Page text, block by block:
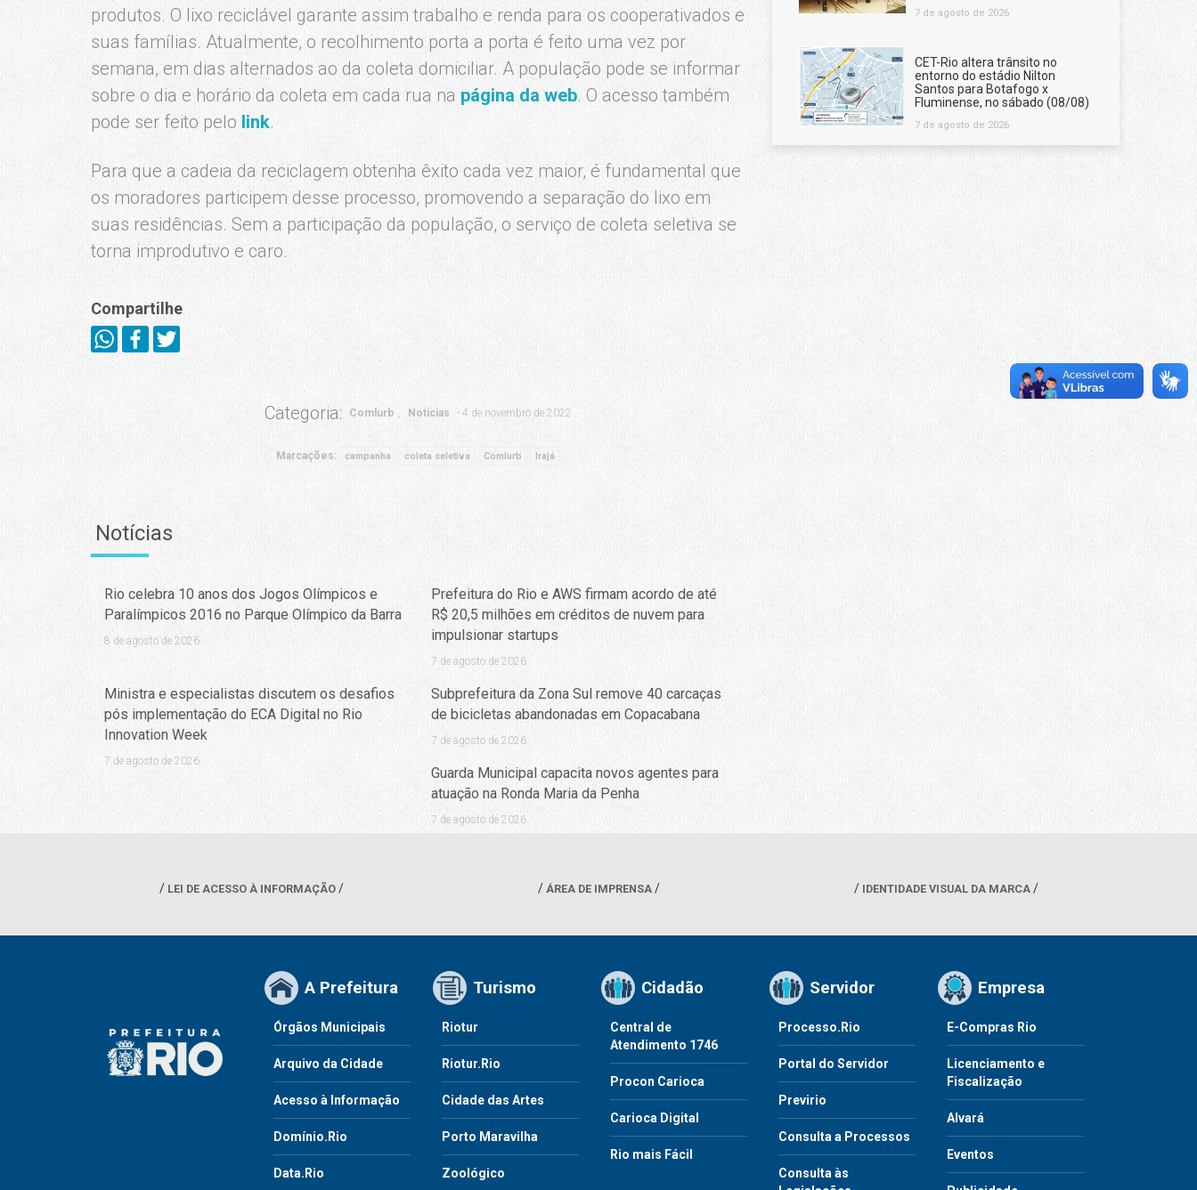
produtos. O lixo reciclável garante assim trabalho e renda para os cooperativados e
suas famílias. Atualmente, o recolhimento porta a porta é feito uma vez por
semana, em dias alternados ao da coleta domiciliar. A população pode se informar
sobre o dia e horário da coleta em cada rua na página da web. O acesso também
pode ser feito pelo link.
Para que a cadeia da reciclagem obtenha êxito cada vez maior, é fundamental que
os moradores participem desse processo, promovendo a separação do lixo em
suas residências. Sem a participação da população, o serviço de coleta seletiva se
torna improdutivo e caro.
Compartilhe
Categoria: Comlurb Notícias 4 de novembro de 2022
Marcações: campanha coleta seletiva Comlurb Irajá
Notícias
Rio celebra 10 anos dos Jogos Olímpicos e
Paralímpicos 2016 no Parque Olímpico da Barra
8 de agosto de 2026
Prefeitura do Rio e AWS firmam acordo de até
R$ 20,5 milhões em créditos de nuvem para
impulsionar startups
7 de agosto de 2026
Ministra e especialistas discutem os desafios
pós implementação do ECA Digital no Rio
Innovation Week
7 de agosto de 2026
Subprefeitura da Zona Sul remove 40 carcaças
de bicicletas abandonadas em Copacabana
7 de agosto de 2026
Guarda Municipal capacita novos agentes para
atuação na Ronda Maria da Penha
7 de agosto de 2026
7 de agosto de 2026
CET-Rio altera trânsito no
entorno do estádio Nilton
Santos para Botafogo x
Fluminense, no sábado (08/08)
7 de agosto de 2026
LEI DE ACESSO À INFORMAÇÃO ÁREA DE IMPRENSA IDENTIDADE VISUAL DA MARCA
A Prefeitura
Órgãos Municipais
Arquivo da Cidade
Acesso à Informação
Domínio.Rio
Data.Rio
Turismo
Riotur
Riotur.Rio
Cidade das Artes
Porto Maravilha
Zoológico
Cidadão
Central de
Atendimento 1746
Procon Carioca
Carioca Digital
Rio mais Fácil
Servidor
Processo.Rio
Portal do Servidor
Previrio
Consulta a Processos
Consulta às
Empresa
E-Compras Rio
Licenciamento e
Fiscalização
Alvará
Eventos